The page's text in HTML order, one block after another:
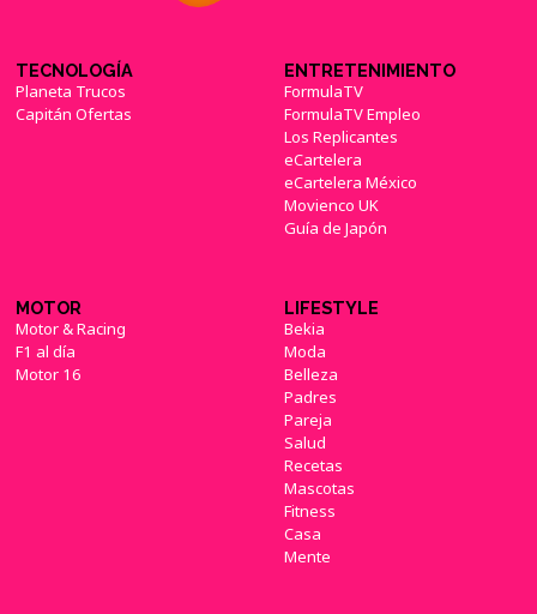
TECNOLOGÍA
Planeta Trucos
Capitán Ofertas
ENTRETENIMIENTO
FormulaTV
FormulaTV Empleo
Los Replicantes
eCartelera
eCartelera México
Movienco UK
Guía de Japón
MOTOR
Motor & Racing
F1 al día
Motor 16
LIFESTYLE
Bekia
Moda
Belleza
Padres
Pareja
Salud
Recetas
Mascotas
Fitness
Casa
Mente